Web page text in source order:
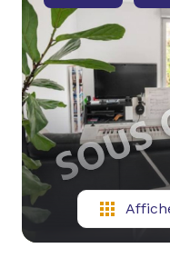
NOUS
CONTACTER
YOUTUBE